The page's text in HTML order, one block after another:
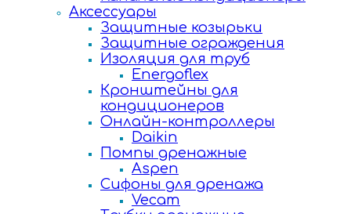
Аксессуары
Защитные козырьки
Защитные ограждения
Изоляция для труб
Energoflex
Кронштейны для
кондиционеров
Онлайн-контроллеры
Daikin
Помпы дренажные
Aspen
Сифоны для дренажа
Vecam